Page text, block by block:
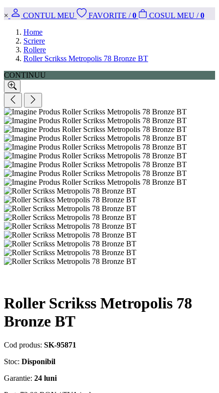
× CONTUL MEU FAVORITE / 0 COSUL MEU / 0
Home
Scriere
Rollere
Roller Scrikss Metropolis 78 Bronze BT
CONTINUU
Roller Scrikss Metropolis 78
Bronze BT
Cod produs: SK-95871
Stoc: Disponibil
Garantie: 24 luni